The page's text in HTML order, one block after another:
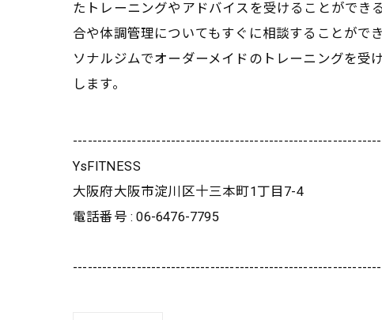
たトレーニングやアドバイスを受けることができ
合や体調管理についてもすぐに相談することがで
ソナルジムでオーダーメイドのトレーニングを受
します。
YsFITNESS
大阪府大阪市淀川区十三本町1丁目7-4
電話番号 : 06-6476-7795